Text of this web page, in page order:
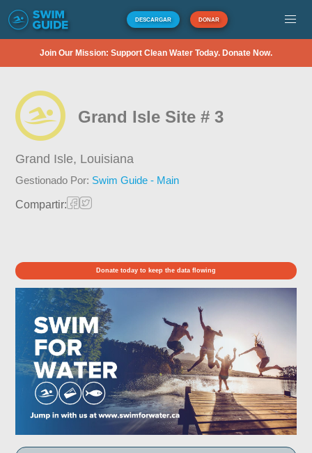
DESCARGAR DONAR
Join Our Mission: Support Clean Water Today. Donate Now.
Grand Isle Site # 3
Grand Isle, Louisiana
Gestionado Por: Swim Guide - Main
Compartir:
Donate today to keep the data flowing